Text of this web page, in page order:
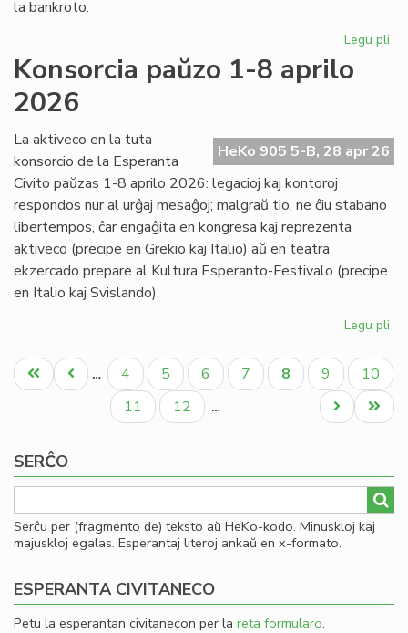
la bankroto.
Legu pli
Konsorcia paŭzo 1-8 aprilo
2026
HeKo 905 5-B, 28 apr 26
La aktiveco en la tuta
konsorcio de la Esperanta
Civito paŭzas 1-8 aprilo 2026: legacioj kaj kontoroj
respondos nur al urĝaj mesaĝoj; malgraŭ tio, ne ĉiu stabano
libertempos, ĉar engaĝita en kongresa kaj reprezenta
aktiveco (precipe en Grekio kaj Italio) aŭ en teatra
ekzercado prepare al Kultura Esperanto-Festivalo (precipe
en Italio kaj Svislando).
Legu pli
1-
8
Pagination
Unua
paĝo
Antaŭa
paĝo
… Paĝo
4 Paĝo
5 Paĝo
6 Paĝo
7
Aktuala
paĝo
8 Paĝo
9 Paĝo
10
Paĝo
11 Paĝo
12 …
Last
page
Next
page
SERĈO
Serĉu per (fragmento de) teksto aŭ HeKo-kodo. Minuskloj kaj
majuskloj egalas. Esperantaj literoj ankaŭ en x-formato.
ESPERANTA CIVITANECO
Petu la esperantan civitanecon per la reta formularo.